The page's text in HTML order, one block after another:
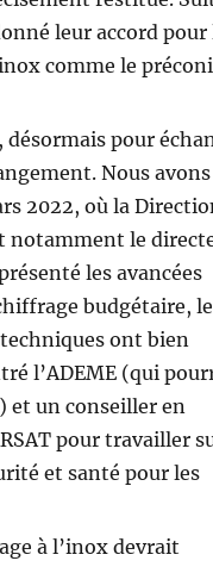
leur accord pour
comme le
pour
Nous
2022, où la
notamment le
les avancées
budgétaire,
ont bien
l’ADEME (qui
un conseiller en
pour travailler
et santé pour les
à l’inox devrait